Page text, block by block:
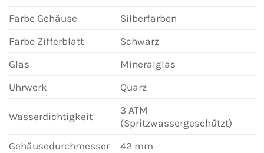
Farbe Gehäuse
Silberfarben
Farbe Zifferblatt
Schwarz
Glas
Mineralglas
Uhrwerk
Quarz
Wasserdichtigkeit
3 ATM
(Spritzwassergeschützt)
Gehäusedurchmesser
42 mm